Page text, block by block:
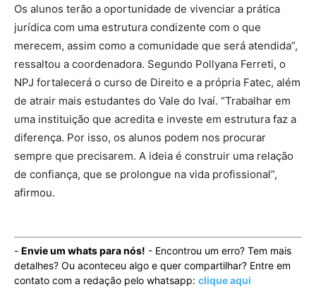
Os alunos terão a oportunidade de vivenciar a prática
jurídica com uma estrutura condizente com o que
merecem, assim como a comunidade que será atendida”,
ressaltou a coordenadora. Segundo Pollyana Ferreti, o
NPJ fortalecerá o curso de Direito e a própria Fatec, além
de atrair mais estudantes do Vale do Ivaí. “Trabalhar em
uma instituição que acredita e investe em estrutura faz a
diferença. Por isso, os alunos podem nos procurar
sempre que precisarem. A ideia é construir uma relação
de confiança, que se prolongue na vida profissional”,
afirmou.
- Envie um whats para nós! - Encontrou um erro? Tem mais
detalhes? Ou aconteceu algo e quer compartilhar? Entre em
contato com a redação pelo whatsapp: clique aqui